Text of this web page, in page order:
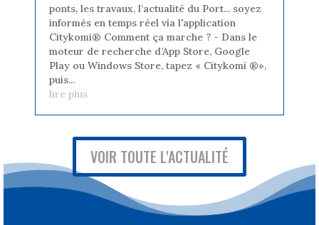
ponts, les travaux, l’actualité du Port... soyez
informés en temps réel via l'application
Citykomi® Comment ça marche ? - Dans le
moteur de recherche d’App Store, Google
Play ou Windows Store, tapez « Citykomi ®»,
puis...
lire plus
VOIR TOUTE L'ACTUALITÉ